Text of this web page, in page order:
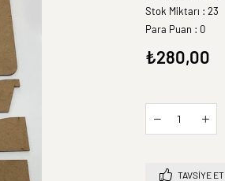
Stok Miktarı : 23
Para Puan : 0
₺280,00
TAVSIYE ET